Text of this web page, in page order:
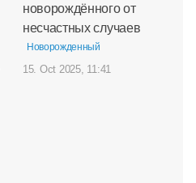
новорождённого от
несчастных случаев
Новорожденный
15. Oct 2025, 11:41